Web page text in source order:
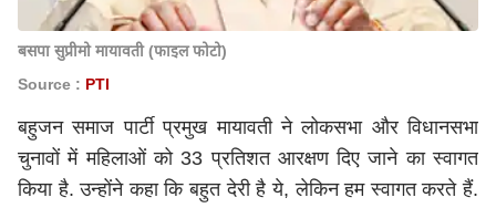
बसपा सुप्रीमो मायावती (फाइल फोटो)
Source : PTI
बहुजन समाज पार्टी प्रमुख मायावती ने लोकसभा और विधानसभा
चुनावों में महिलाओं को 33 प्रतिशत आरक्षण दिए जाने का स्वागत
किया है. उन्होंने कहा कि बहुत देरी है ये, लेकिन हम स्वागत करते हैं.